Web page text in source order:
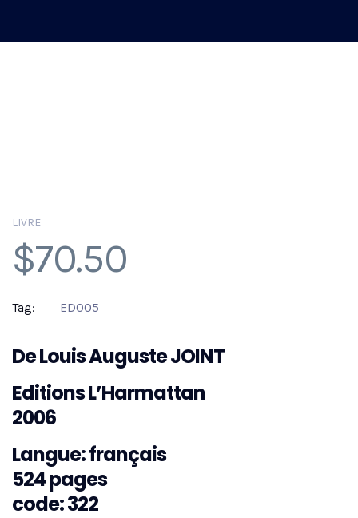
LIVRE
$70.50
Tag: ED005
De Louis Auguste JOINT
Editions L’Harmattan
2006
Langue: français
524 pages
code: 322